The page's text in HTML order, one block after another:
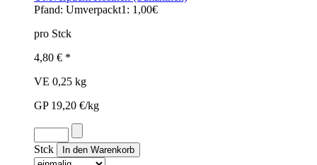
Pfand: Umverpackt1: 1,00€
pro Stck
4,80 € *
VE 0,25 kg
GP 19,20 €/kg
Stck